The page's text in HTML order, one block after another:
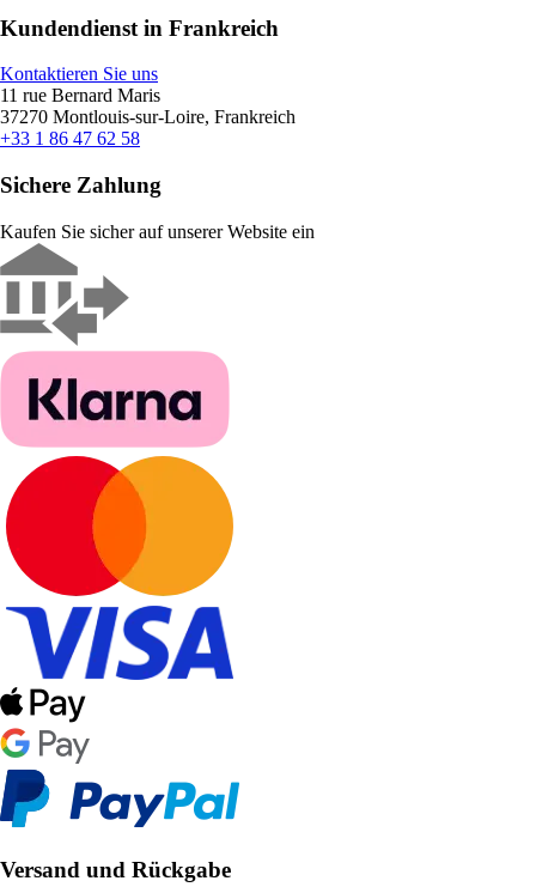
Kundendienst in Frankreich
Kontaktieren Sie uns
11 rue Bernard Maris
37270 Montlouis-sur-Loire, Frankreich
+33 1 86 47 62 58
Sichere Zahlung
Kaufen Sie sicher auf unserer Website ein
Versand und Rückgabe